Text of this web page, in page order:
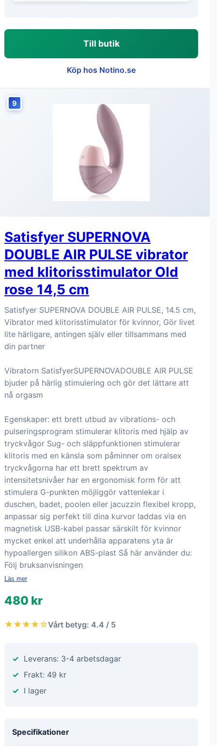
Till butik
Köp hos Notino.se
9
Satisfyer SUPERNOVA
DOUBLE AIR PULSE vibrator
med klitorisstimulator Old
rose 14,5 cm
Satisfyer SUPERNOVA DOUBLE AIR PULSE, 14.5 cm,
Vibrator med klitorisstimulator för kvinnor, Gör livet
lite härligare, antingen själv eller tillsammans med
din partner
Vibratorn SatisfyerSUPERNOVADOUBLE AIR PULSE
bjuder på härlig stimulering och gör det lättare att
nå orgasm
Egenskaper: ett brett utbud av vibrations- och
pulseringsprogram stimulerar klitoris med hjälp av
tryckvågor Sug- och släppfunktionen stimulerar
klitoris med en känsla som påminner om oralsex
tryckvågorna har ett brett spektrum av
intensitetsnivåer har en ergonomisk form för att
stimulera G-punkten möjliggör vattenlekar i
duschen, badet, poolen eller jacuzzin flexibel kropp,
anpassar sig perfekt till dina kurvor laddas via en
magnetisk USB-kabel passar särskilt för kvinnor
mycket enkel att underhålla apparatens yta är
hypoallergen silikon ABS-plast Så här använder du:
Följ bruksanvisningen
Läs mer
480 kr
★★★★☆Vårt betyg: 4.4 / 5
Leverans: 3-4 arbetsdagar
Frakt: 49 kr
I lager
Specifikationer